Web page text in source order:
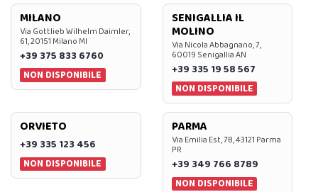
MILANO
Via Gottlieb Wilhelm Daimler,
61, 20151 Milano MI
+39 375 833 6760
NON DISPONIBILE
SENIGALLIA IL
MOLINO
Via Nicola Abbagnano, 7,
60019 Senigallia AN
+39 335 19 58 567
NON DISPONIBILE
ORVIETO
+39 335 123 456
NON DISPONIBILE
PARMA
Via Emilia Est, 7B, 43121 Parma
PR
+39 349 766 8789
NON DISPONIBILE